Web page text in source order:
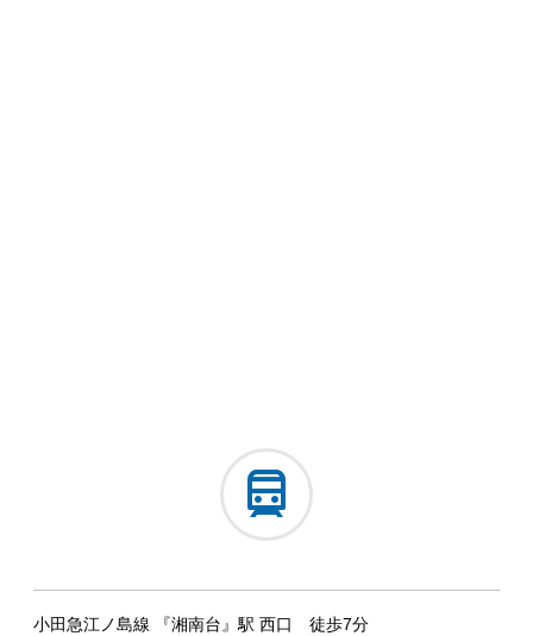
小田急江ノ島線 『湘南台』駅 西口 徒歩7分